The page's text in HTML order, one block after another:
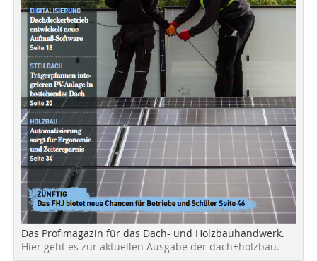
Das Profimagazin für das Dach- und Holzbauhandwerk.
Hier geht es zur aktuellen Ausgabe der dach+holzbau.